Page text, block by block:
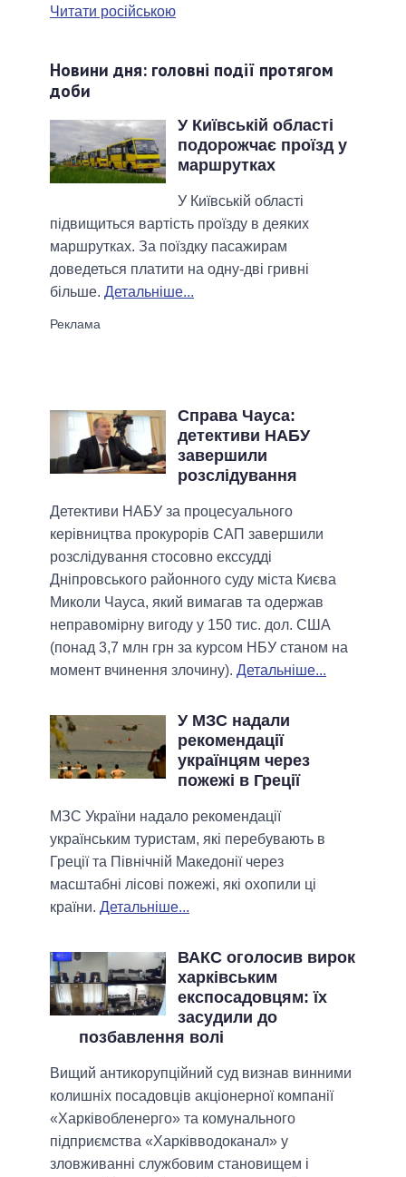
Читати російською
Новини дня: головні події протягом
доби
У Київській області
подорожчає проїзд у
маршрутках
У Київській області
підвищиться вартість проїзду в деяких
маршрутках. За поїздку пасажирам
доведеться платити на одну-дві гривні
більше. Детальніше...
Справа Чауса:
детективи НАБУ
завершили
розслідування
Детективи НАБУ за процесуального
керівництва прокурорів САП завершили
розслідування стосовно екссудді
Дніпровського районного суду міста Києва
Миколи Чауса, який вимагав та одержав
неправомірну вигоду у 150 тис. дол. США
(понад 3,7 млн грн за курсом НБУ станом на
момент вчинення злочину). Детальніше...
У МЗС надали
рекомендації
українцям через
пожежі в Греції
МЗС України надало рекомендації
українським туристам, які перебувають в
Греції та Північній Македонії через
масштабні лісові пожежі, які охопили ці
країни. Детальніше...
ВАКС оголосив вирок
харківським
експосадовцям: їх
засудили до
позбавлення волі
Вищий антикорупційний суд визнав винними
колишніх посадовців акціонерної компанії
«Харківобленерго» та комунального
підприємства «Харківводоканал» у
зловживанні службовим становищем і